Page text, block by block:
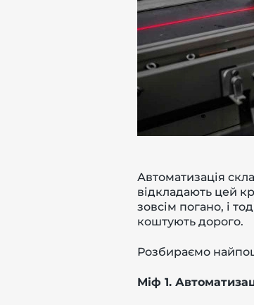
Автоматизація
відкладають цей
зовсім погано, і
коштують дорого.
Розбираємо
Міф 1.